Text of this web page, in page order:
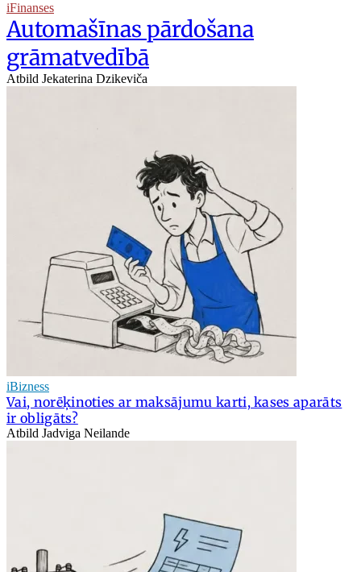
iFinanses
Automašīnas pārdošana
grāmatvedībā
Atbild Jekaterina Dzikeviča
iBizness
Vai, norēķinoties ar maksājumu karti, kases aparāts
ir obligāts?
Atbild Jadviga Neilande